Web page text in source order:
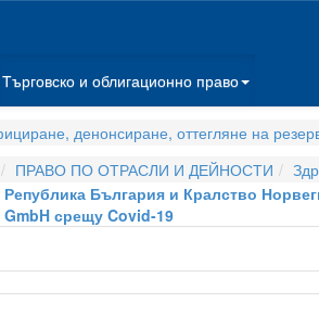
Търговско и облигационно право
денонсиране, оттегляне на
ПРАВО ПО ОТРАСЛИ И ДЕЙНОСТИ
България и Кралство
срещу Covid-19